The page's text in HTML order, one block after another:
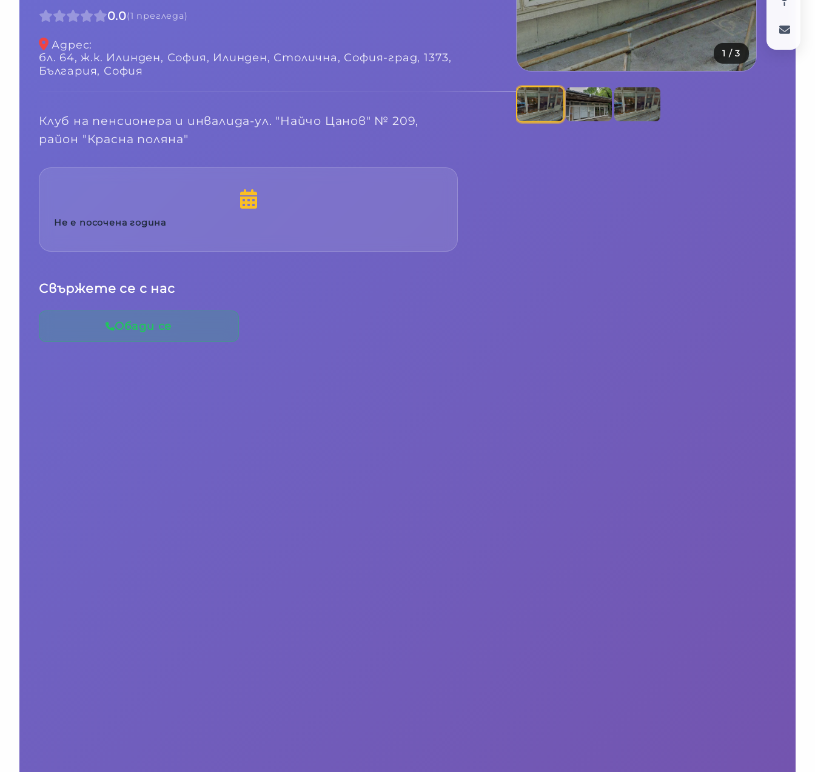
0.0(1 прегледа)
Адрес:
бл. 64, ж.к. Илинден, София, Илинден, Столична, София-град, 1373,
България, София
Клуб на пенсионера и инвалида-ул. "Найчо Цанов" № 209,
район "Красна поляна"
Не е посочена година
Свържете се с нас
Обади се
1 /3